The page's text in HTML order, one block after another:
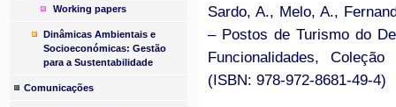
Sardo, A., Melo, A.,
– Postos de Turismo do
Funcionalidades,
(ISBN: 978-972-8681-49-4)
Working papers
Dinâmicas Ambientais e
Socioeconómicas: Gestão
para a Sustentabilidade
Comunicações